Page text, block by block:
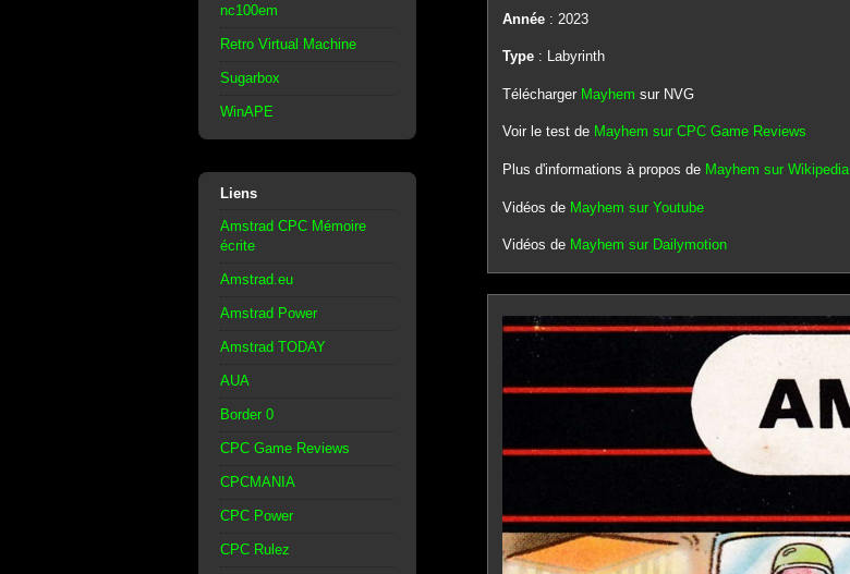
nc100em
Retro Virtual Machine
Sugarbox
WinAPE
Liens
Amstrad CPC Mémoire
écrite
Amstrad.eu
Amstrad Power
Amstrad TODAY
AUA
Border 0
CPC Game Reviews
CPCMANIA
CPC Power
CPC Rulez
Année: 2023
Type: Labyrinth
Télécharger Mayhem sur NVG
Voir le test de Mayhem sur CPC Game Reviews
Plus d'informations à propos de Mayhem sur Wikipedia
Vidéos de Mayhem sur Youtube
Vidéos de Mayhem sur Dailymotion